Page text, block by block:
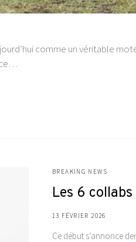
comme un véritable
BREAKING NEWS
Les 6
13 FÉVRIER 2026
Ce début s’annonce